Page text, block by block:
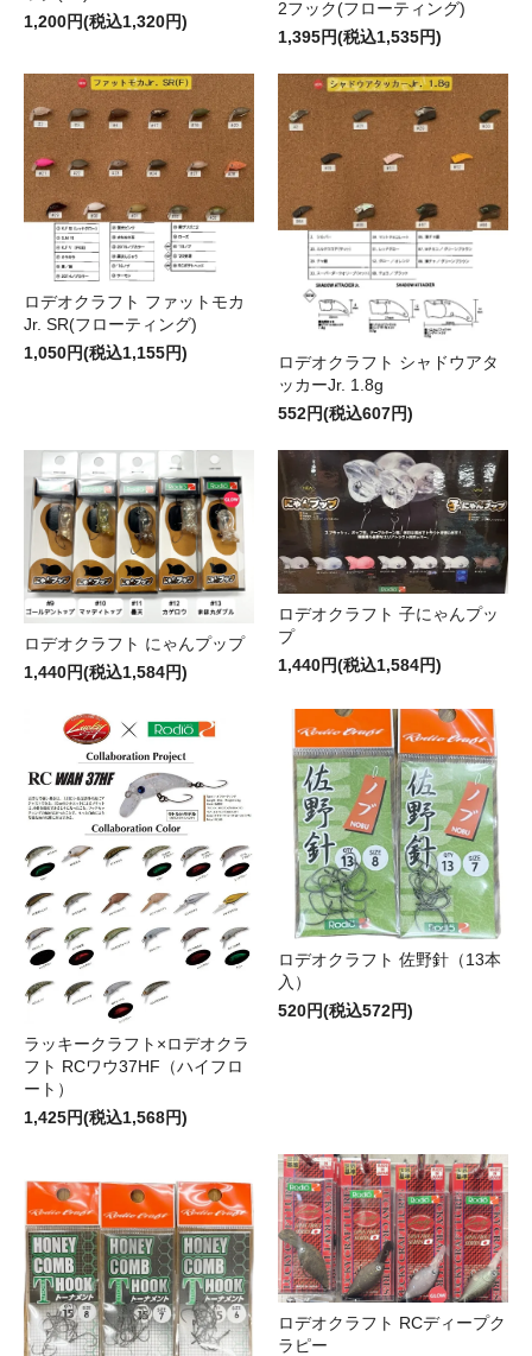
1,200円(税込1,320円)
2フック(フローティング)
1,395円(税込1,535円)
ロデオクラフト ファットモカ
Jr. SR(フローティング)
1,050円(税込1,155円)
ロデオクラフト シャドウアタ
ッカーJr. 1.8g
552円(税込607円)
ロデオクラフト にゃんプップ
1,440円(税込1,584円)
ロデオクラフト 子にゃんプッ
プ
1,440円(税込1,584円)
ラッキークラフト×ロデオクラ
フト RCワウ37HF（ハイフロ
ート）
1,425円(税込1,568円)
ロデオクラフト 佐野針（13本
入）
520円(税込572円)
ロデオクラフト RCディープク
ラピー